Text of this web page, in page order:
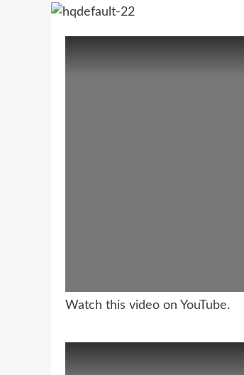
Watch this video on YouTube.